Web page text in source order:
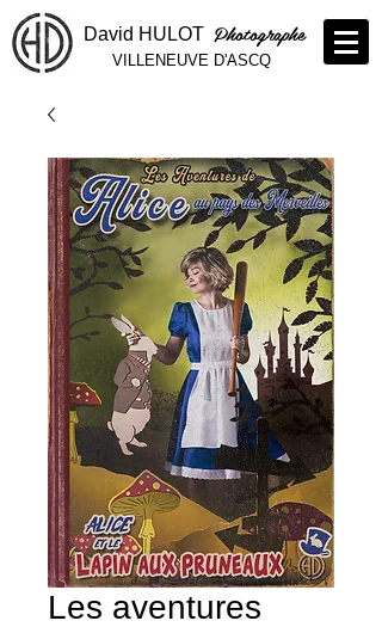
David HULOT Photographe
VILLENEUVE D'ASCQ
Les aventures